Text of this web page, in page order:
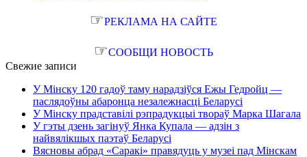
☞РЕКЛАМА НА САЙТЕ
☞СООБЩИ НОВОСТЬ
Свежие записи
У Мінску 120 гадоў таму нарадзіўся Ежы Гедройц —
паслядоўны абаронца незалежнасці Беларусі
У Мінску прадставілі рэпрадукцыі твораў Марка Шагала
У гэты дзень загінуў Янка Купала — адзін з
найвялікшых паэтаў Беларусі
Вясновы абрад «Саракі» правядуць у музеі пад Мінскам